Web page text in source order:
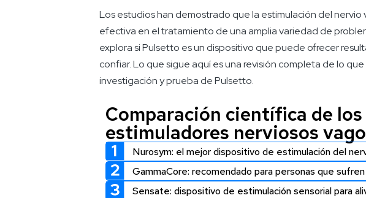
Los estudios han demostrado que la estimulación del nervio
efectiva en el tratamiento de una amplia variedad de
explora si Pulsetto es un dispositivo que puede ofrecer
confiar. Lo que sigue aquí es una revisión completa de lo
investigación y prueba de Pulsetto.
Comparación científica de
estimuladores nerviosos
Nurosym: el mejor dispositivo de estimulación del
GammaCore: recomendado para personas que
Sensate: dispositivo de estimulación sensorial para